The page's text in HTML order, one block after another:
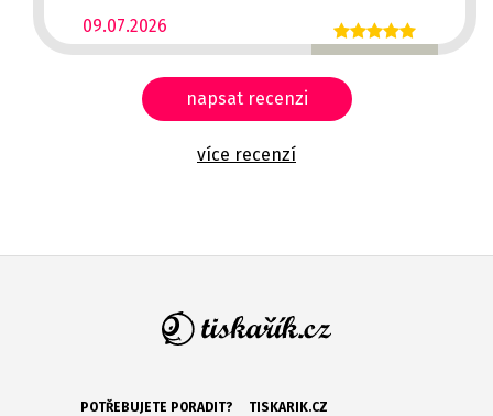
09.07.2026
napsat recenzi
více recenzí
POTŘEBUJETE PORADIT? TISKARIK.CZ